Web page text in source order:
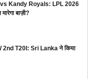
Kandy Royals: LPL 2026
बाज़ी?
2nd T20I: Sri Lanka ने किया